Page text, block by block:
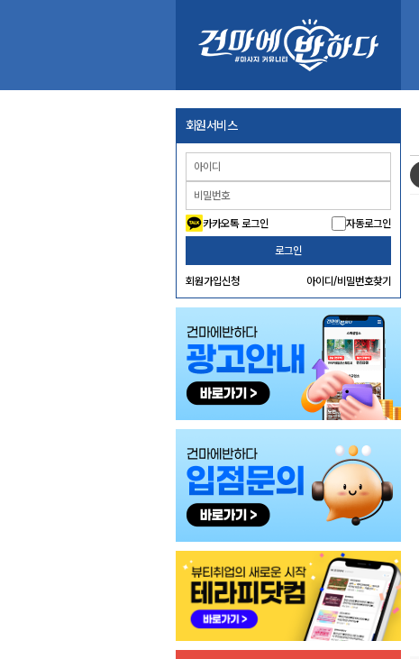
회원서비스
카카오톡 로그인 자동로그인
로그인
회원가입신청 아이디/비밀번호찾기